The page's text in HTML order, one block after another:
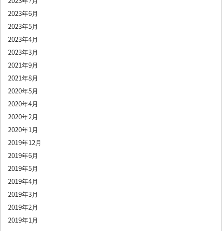
2023年6月
2023年5月
2023年4月
2023年3月
2021年9月
2021年8月
2020年5月
2020年4月
2020年2月
2020年1月
2019年12月
2019年6月
2019年5月
2019年4月
2019年3月
2019年2月
2019年1月